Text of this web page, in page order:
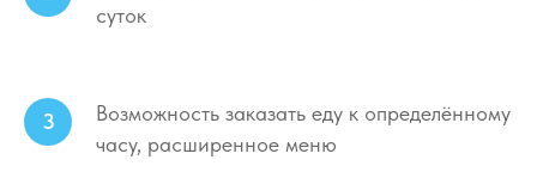
суток
Возможность заказать еду к определённому
часу, расширенное меню